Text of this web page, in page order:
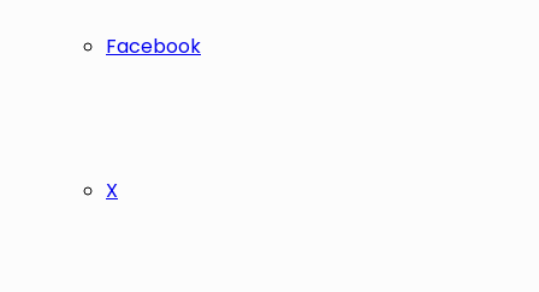
Facebook
X